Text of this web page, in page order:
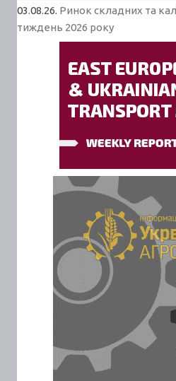
03.08.26. Ринок складних та
тиждень 2026 року